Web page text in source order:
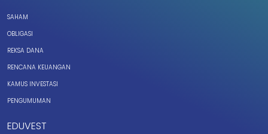
SAHAM
OBLIGASI
REKSA DANA
RENCANA KEUANGAN
KAMUS INVESTASI
PENGUMUMAN
EDUVEST